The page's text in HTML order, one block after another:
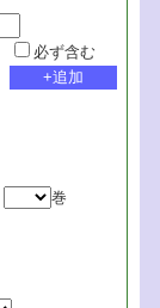
必ず含む
巻